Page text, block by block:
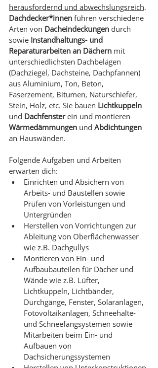
herausfordernd und abwechslungsreich.
Dachdecker*innen führen verschiedene
Arten von Dacheindeckungen durch
sowie Instandhaltungs- und
Reparaturarbeiten an Dächern mit
unterschiedlichsten Dachbelägen
(Dachziegel, Dachsteine, Dachpfannen)
aus Aluminium, Ton, Beton,
Faserzement, Bitumen, Naturschiefer,
Stein, Holz, etc. Sie bauen Lichtkuppeln
und Dachfenster ein und montieren
Wärmedämmungen und Abdichtungen
an Hauswänden.
Folgende Aufgaben und Arbeiten
erwarten dich:
​Einrichten und Absichern von
Arbeits- und Baustellen sowie
Prüfen von Vorleistungen und
Untergründen
Herstellen von Vorrichtungen zur
Ableitung von Oberflächenwasser
wie z.B. Dachgullys
Montieren von Ein- und
Aufbaubauteilen für Dächer und
Wände wie z.B. Lüfter,
Lichtkuppeln, Lichtbänder,
Durchgänge, Fenster, Solaranlagen,
Fotovoltaikanlagen, Schneehalte-
und Schneefangsystemen sowie
Mitarbeiten beim Ein- und
Aufbauen von
Dachsicherungssystemen